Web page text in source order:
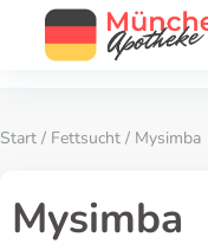
Start / Fettsucht / Mysimba
Mysimba